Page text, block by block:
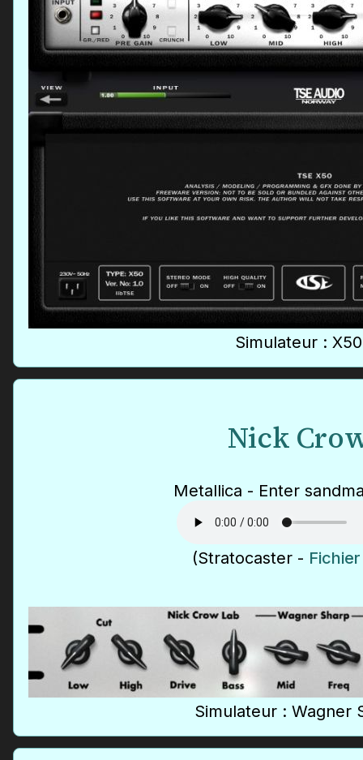
Simulateur : X50
Nick
Metallica - Enter
(Stratocaster -
Simulateur : Wagner